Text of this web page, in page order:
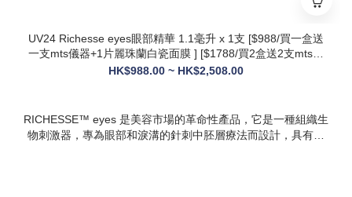
UV24 Richesse eyes眼部精華 1.1毫升 x 1支 [$988/買一盒送
一支mts儀器+1片麗珠蘭白瓷面膜 ] [$1788/買2盒送2支mts儀
器+1盒白瓷面膜+1支麗珠蘭修復面霜][ $2508/買3盒送3支mts
HK$988.00 ~ HK$2,508.00
RICHESSE™ eyes 是美容市場的革命性產品，它是一種組織生
物刺激器，專為眼部和淚溝的針刺中胚層療法而設計，具有填